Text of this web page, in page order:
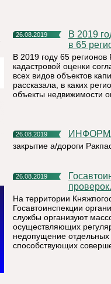
26.08.2019
В 2019 году кадастровую стоимость недвижимости установят
в 65
В 2019 году 65 регионов
кадастровой оценки
всех видов объектов
рассказала, в каких
объекты недвижимости
26.08.2019
закрытие а/дороги
26.08.2019
Госавтоинспекторы проверят водителей во время массовых
проверок.
На территории
Госавтоинспекции
службы организуют
осуществляющих
недопущение
способствующих